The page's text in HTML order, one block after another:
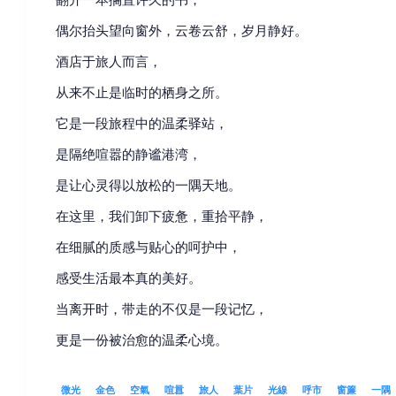
偶尔抬头望向窗外，云卷云舒，岁月静好。
酒店于旅人而言，
从来不止是临时的栖身之所。
它是一段旅程中的温柔驿站，
是隔绝喧嚣的静谧港湾，
是让心灵得以放松的一隅天地。
在这里，我们卸下疲惫，重拾平静，
在细腻的质感与贴心的呵护中，
感受生活最本真的美好。
当离开时，带走的不仅是一段记忆，
更是一份被治愈的温柔心境。
微光 金色 空氣 喧囂 旅人 葉片 光線 呼市 窗簾 一隅